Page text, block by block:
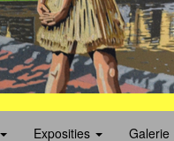
Exposities Galerie